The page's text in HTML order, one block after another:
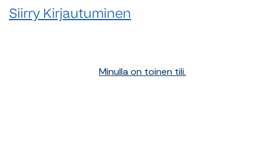
Siirry Kirjautuminen
Minulla on toinen tili.